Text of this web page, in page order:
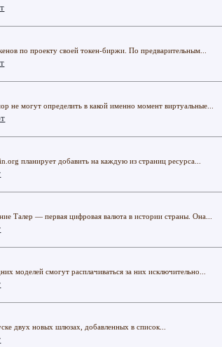
по проекту своей токен-биржи. По предварительным...
не могут определить в какой именно момент виртуальные...
планирует добавить на каждую из страниц ресурса...
Талер — первая цифровая валюта в истории страны. Она...
моделей смогут расплачиваться за них исключительно...
двух новых шлюзах, добавленных в список...